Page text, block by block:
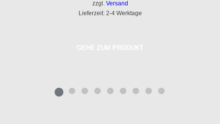
zzgl. Versand
Lieferzeit: 2-4 Werktage